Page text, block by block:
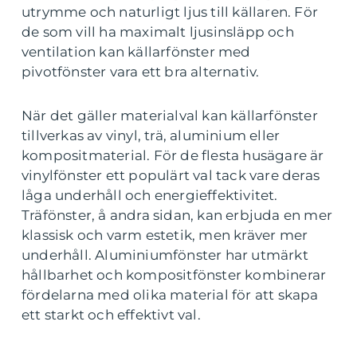
utrymme och naturligt ljus till källaren. För
de som vill ha maximalt ljusinsläpp och
ventilation kan källarfönster med
pivotfönster vara ett bra alternativ.
När det gäller materialval kan källarfönster
tillverkas av vinyl, trä, aluminium eller
kompositmaterial. För de flesta husägare är
vinylfönster ett populärt val tack vare deras
låga underhåll och energieffektivitet.
Träfönster, å andra sidan, kan erbjuda en mer
klassisk och varm estetik, men kräver mer
underhåll. Aluminiumfönster har utmärkt
hållbarhet och kompositfönster kombinerar
fördelarna med olika material för att skapa
ett starkt och effektivt val.